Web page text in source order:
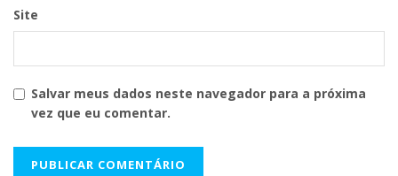
Site
Salvar meus dados neste navegador para a próxima
vez que eu comentar.